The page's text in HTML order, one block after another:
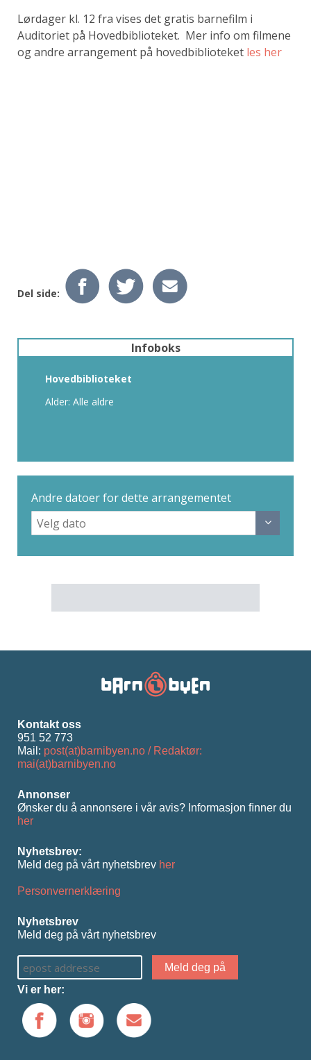
Lørdager kl. 12 fra vises det gratis barnefilm i
Auditoriet på Hovedbiblioteket. Mer info om filmene
og andre arrangement på hovedbiblioteket les her
Del side:
Infoboks
Hovedbiblioteket
Alder: Alle aldre
Andre datoer for dette arrangementet
Kontakt oss
951 52 773
Mail: post(at)barnibyen.no / Redaktør:
mai(at)barnibyen.no
Annonser
Ønsker du å annonsere i vår avis? Informasjon ﬁnner du
her
Nyhetsbrev:
Meld deg på vårt nyhetsbrev her
Personvernerklæring
Nyhetsbrev
Meld deg på vårt nyhetsbrev
Vi er her: